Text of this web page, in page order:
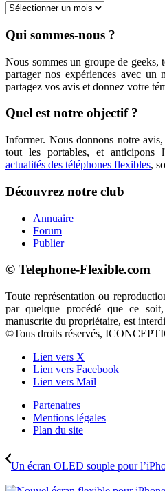
Archives
Qui sommes-nous ?
Nous sommes un groupe de geeks,
partager nos expériences avec un
partagez vos avis et donnez votre
Quel est notre objectif ?
Informer. Nous donnons notre
tout les portables, et anticipons
actualités des téléphones flexibles,
Découvrez notre club
Annuaire
Forum
Publier
© Telephone-Flexible.com
Toute représentation ou
par quelque procédé que ce
manuscrite du propriétaire, est
©Tous droits réservés,
Lien vers X
Lien vers Facebook
Lien vers Mail
Partenaires
Mentions légales
Plan du site
Un écran OLED souple pour